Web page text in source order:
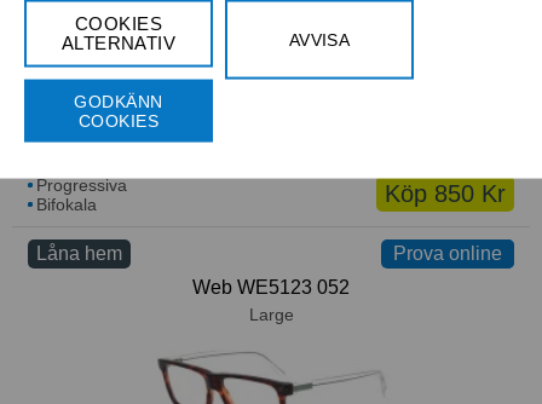
Köp 850 Kr
Progressiva
Bifokala
Prova online
Prova online
Låna hem
Web WE5123 052
Large
COOKIES
ALTERNATIV
AVVISA
GODKÄNN
COOKIES